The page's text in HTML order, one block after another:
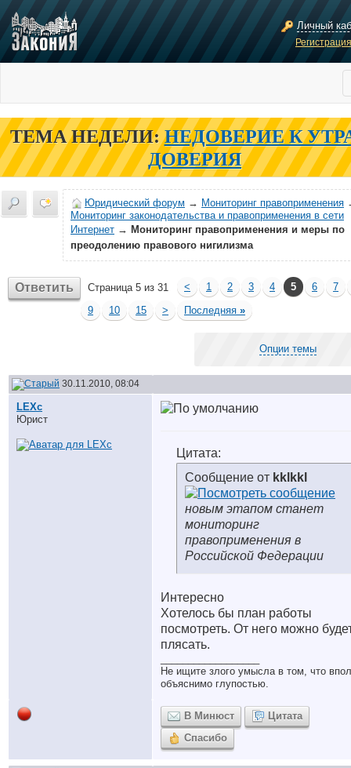
Личный
ТЕМА НЕДЕЛИ: НЕДОВЕРИЕ К
ДОВЕРИЯ
Юридический форум → Мониторинг правоприменения
Мониторинг законодательства и правоприменения в сети
Интернет → Мониторинг правоприменения и меры по
преодолению правового нигилизма
Ответить Страница 5 из 31 < 1 2 3 4 5 6
7
9
10 15 > Последняя »
Опции темы
30.11.2010, 08:04
LEXc
Юрист
Цитата:
Сообщение от kklkkl
новым этапом станет
мониторинг
правоприменения в
Российской Федерации
Интересно
Хотелось бы план работы
посмотреть. От него можно
плясать.
Не ищите злого умысла в том, что
объяснимо глупостью.
В Минюст
Цитата
Спасибо